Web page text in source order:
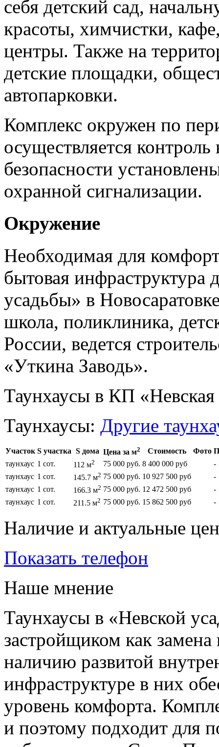
себя детский сад,
красоты, химчистки,
центры. Также на
детские площадки,
автопарковки.
Комплекс окружен по
осуществляется
безопасности
охранной сигнализации.
Окружение
Необходимая для
бытовая инфраструктура
усадьбы» в
школа, поликлиника,
России, ведется
«Уткина Заводь».
Таунхаусы в КП «Невская
Таунхаусы: Другие
Участок S участка S дома Цена за м2 Стоимость Фото
таунхаус 1 сот. 112 м2 75 000 руб. 8 400 000 руб
-
таунхаус 1 сот. 145.7 м2 75 000 руб. 10 927 500 руб
-
таунхаус 1 сот. 166.3 м2 75 000 руб. 12 472 500 руб
-
таунхаус 1 сот. 211.5 м2 75 000 руб. 15 862 500 руб -
Наличие и актуальные
Показать телефон
Наше мнение
Таунхаусы в «Невской
застройщиком как
наличию развитой
инфраструктуре в них
уровень комфорта.
и поэтому подходит для